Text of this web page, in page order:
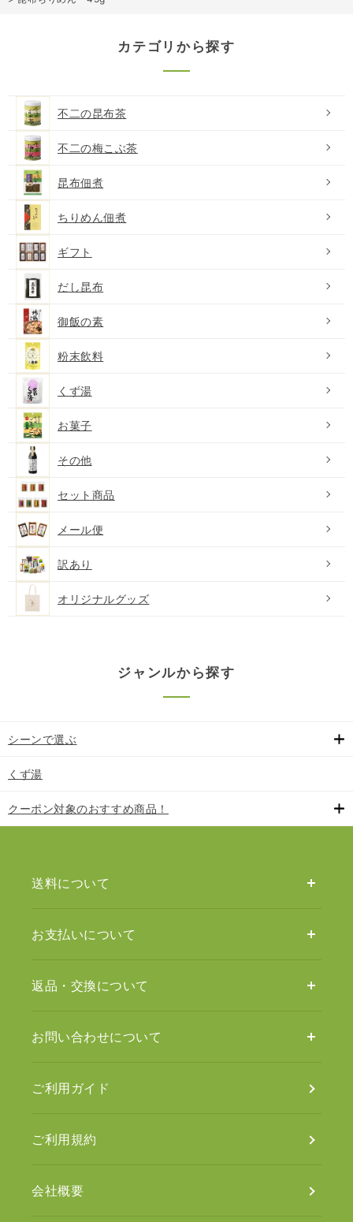
カテゴリから探す
不二の昆布茶
不二の梅こぶ茶
昆布佃煮
ちりめん佃煮
ギフト
だし昆布
御飯の素
粉末飲料
くず湯
お菓子
その他
セット商品
メール便
訳あり
オリジナルグッズ
ジャンルから探す
シーンで選ぶ
くず湯
クーポン対象のおすすめ商品！
送料について
お支払いについて
返品・交換について
お問い合わせについて
ご利用ガイド
ご利用規約
会社概要